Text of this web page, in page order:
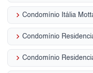
keyboard_arrow_right Condomínio Itália
keyboard_arrow_right Condomínio
keyboard_arrow_right Condomínio